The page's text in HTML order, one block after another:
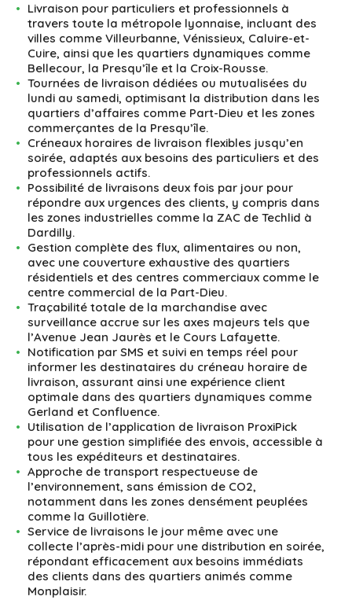
Livraison pour particuliers et professionnels à
travers toute la métropole lyonnaise, incluant des
villes comme Villeurbanne, Vénissieux, Caluire-et-
Cuire, ainsi que les quartiers dynamiques comme
Bellecour, la Presqu’île et la Croix-Rousse.
Tournées de livraison dédiées ou mutualisées du
lundi au samedi, optimisant la distribution dans les
quartiers d’affaires comme Part-Dieu et les zones
commerçantes de la Presqu’île.
Créneaux horaires de livraison flexibles jusqu’en
soirée, adaptés aux besoins des particuliers et des
professionnels actifs.
Possibilité de livraisons deux fois par jour pour
répondre aux urgences des clients, y compris dans
les zones industrielles comme la ZAC de Techlid à
Dardilly.
Gestion complète des flux, alimentaires ou non,
avec une couverture exhaustive des quartiers
résidentiels et des centres commerciaux comme le
centre commercial de la Part-Dieu.
Traçabilité totale de la marchandise avec
surveillance accrue sur les axes majeurs tels que
l’Avenue Jean Jaurès et le Cours Lafayette.
Notification par SMS et suivi en temps réel pour
informer les destinataires du créneau horaire de
livraison, assurant ainsi une expérience client
optimale dans des quartiers dynamiques comme
Gerland et Confluence.
Utilisation de l’application de livraison ProxiPick
pour une gestion simplifiée des envois, accessible à
tous les expéditeurs et destinataires.
Approche de transport respectueuse de
l’environnement, sans émission de CO2,
notamment dans les zones densément peuplées
comme la Guillotière.
Service de livraisons le jour même avec une
collecte l’après-midi pour une distribution en soirée,
répondant efficacement aux besoins immédiats
des clients dans des quartiers animés comme
Monplaisir.